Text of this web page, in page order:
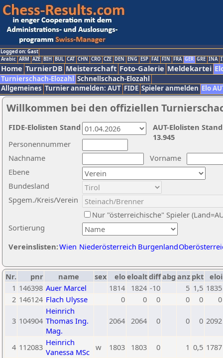
Logged on: Gast
Arabic ARM AZE BIH BUL CAT CHN CRO CZE DEN ENG ESP FAI FIN FRA GER GRE INA
Home TurnierDB Meisterschaft Foto-Galerie Meldekartei
Turnierschach-Elozahl Schnellschach-Elozahl
Allgemeines Turnier anmelden: AUT FIDE Spieler anmelden Elo
Willkommen bei den offiziellen
Nachname
Vorname
Ebene
Sortierung
Personennummer
Bundesland
Spgem./Kreis/Verein
Nur "österreichische" Spieler
Vereinslisten:Wien Niederösterreich Burgenland
AUT-Elolisten
13.945
FIDE-Elolisten Stand
Nr. pnr name sex eloeloaltdiffabg anz pkt eloi
1 146398 Auer Marcel 1814 1824 -10 5 1,5 1835
2 146124 Flach Ulysse 0 0 0 0 0 0
3 104904
Heinrich
Thomas Ing.
Mag.
2064 2064 0 0 0 2092
4 112083 Heinrich
Vanessa MSc w 1803 1803 0 1 0,5 1787